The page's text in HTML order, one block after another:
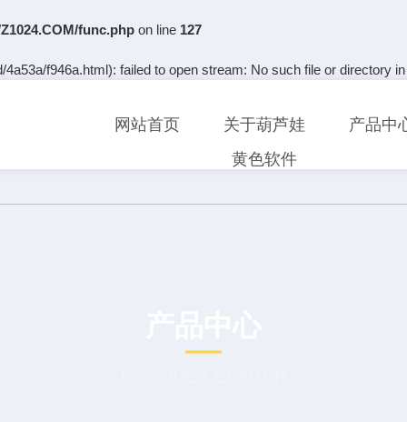
func.php on line 127
f946a.html): failed to open stream: No such file or directory
网站首页
关于葫芦娃
黄色软件
产品中